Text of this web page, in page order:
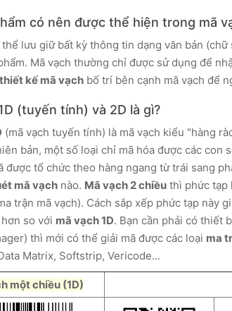
có nên được thể hiện trong mã
thể lưu giữ bất kỳ thông tin dạng văn bản
Mã vạch thường chỉ được sử dụng để
kế mã vạchbố trí bên cạnh mã vạch để
(tuyến tính) và 2D là gì?
(mã vạch tuyến tính) là mã vạch kiểu "hàng
bản, một số loại chỉ mã hóa được các con
được tổ chức theo hàng ngang từ trái sang
mã vạchnào. Mã vạch 2 chiềuthì phức tạp
trận mã vạch). Cách sắp xếp phức tạp này
so với mã vạch 1D. Bạn cần phải có thiết
thì mới có thể giải mã được các loại ma
Matrix, Softstrip, Vericode...
một chiều (1D)